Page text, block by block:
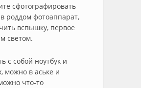
сфотографировать
роддом фотоаппарат,
вспышку, первое
светом.
с собой ноутбук и
можно в аське и
что-то